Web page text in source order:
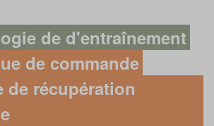
de d'entraînement
de commande
de récupération